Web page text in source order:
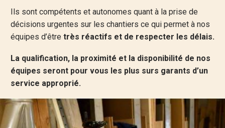
Ils sont compétents et autonomes quant à la prise de
décisions urgentes sur les chantiers ce qui permet à nos
équipes d’être très réactifs et de respecter les délais.
La qualification, la proximité et la disponibilité de nos
équipes seront pour vous les plus surs garants d’un
service approprié.